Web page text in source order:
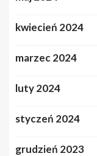
kwiecień 2024
marzec 2024
luty 2024
styczeń 2024
grudzień 2023